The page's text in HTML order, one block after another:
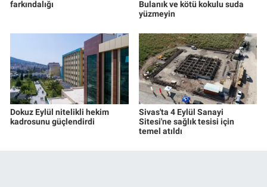
farkındalığı
Bulanık ve kötü kokulu suda
yüzmeyin
Dokuz Eylül nitelikli hekim
kadrosunu güçlendirdi
Sivas'ta 4 Eylül Sanayi
Sitesi'ne sağlık tesisi için
temel atıldı